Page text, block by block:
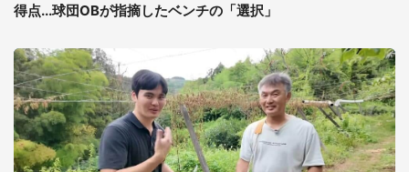
得点...球団OBが指摘したベンチの「選択」